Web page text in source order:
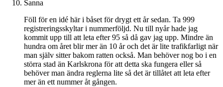
Sanna
Föll för en idé här i båset för drygt ett år sedan. Ta 999
registreringsskyltar i nummerföljd. Nu till nyår hade jag
kommit upp till att leta efter 95 så då gav jag upp. Mindre än
hundra om året blir mer än 10 år och det är lite trafikfarligt när
man själv sitter bakom ratten också. Man behöver nog bo i en
störra stad än Karlskrona för att detta ska fungera eller så
behöver man ändra reglerna lite så det är tillåtet att leta efter
mer än ett nummer åt gången.